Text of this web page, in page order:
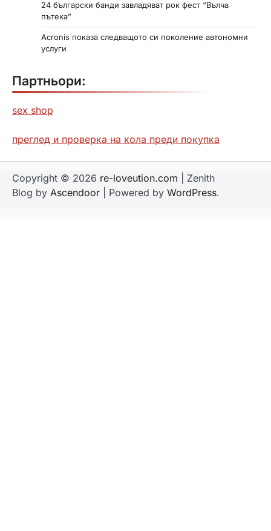
24 български банди завладяват рок фест “Вълча
пътека”
Acronis показа следващото си поколение автономни
услуги
Партньори:
sex shop
преглед и проверка на кола преди покупка
Copyright © 2026 re-loveution.com | Zenith
Blog by Ascendoor | Powered by WordPress.